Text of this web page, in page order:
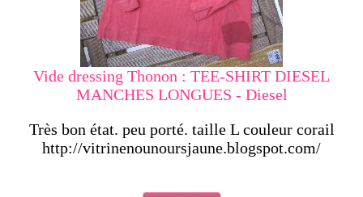
Vide dressing Thonon : TEE-SHIRT DIESEL
MANCHES LONGUES - Diesel
Très bon état. peu porté. taille L couleur corail
http://vitrinenounoursjaune.blogspot.com/